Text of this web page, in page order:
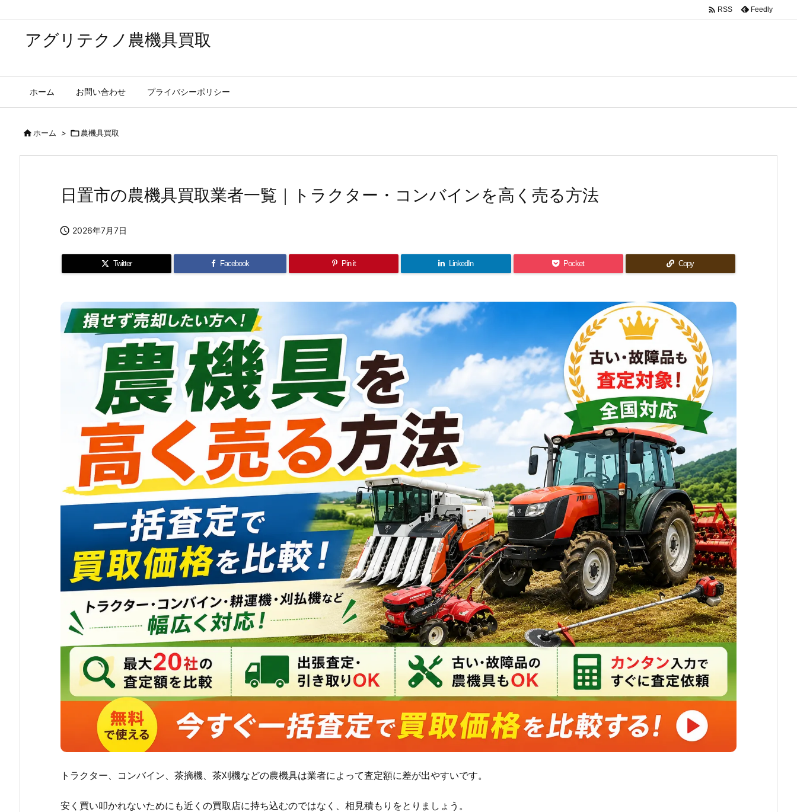
アグリテクノ農機具買取
ホーム お問い合わせ プライバシーポリシー
 RSS Feedly
ホーム > 農機具買取
日置市の農機具買取業者一覧｜トラクター・コンバインを高く売る方法
 2026年7月7日
Twitter Facebook Pin it LinkedIn Pocket Copy
トラクター、コンバイン、茶摘機、茶刈機などの農機具は業者によって査定額に差が出やすいです。
安く買い叩かれないためにも近くの買取店に持ち込むのではなく、相見積もりをとりましょう。